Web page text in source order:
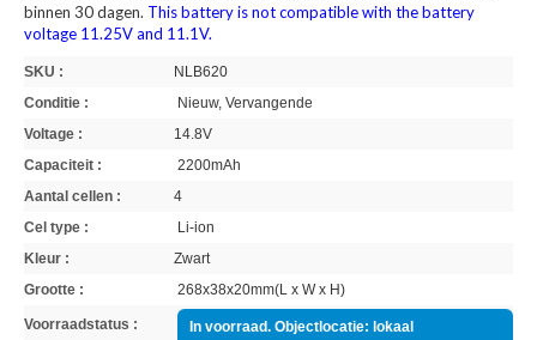
binnen 30 dagen. This battery is not compatible with the battery
voltage 11.25V and 11.1V.
SKU :
NLB620
Conditie :
Nieuw, Vervangende
Voltage :
14.8V
Capaciteit :
2200mAh
Aantal cellen :
4
Cel type :
Li-ion
Kleur :
Zwart
Grootte :
268x38x20mm(L x W x H)
Voorraadstatus :
In voorraad. Objectlocatie: lokaal